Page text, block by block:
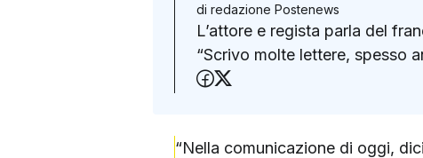
di redazione Postenews
L’attore e regista parla del
“Scrivo molte lettere, spesso
Condividi su Facebook
“Nella comunicazione di oggi,